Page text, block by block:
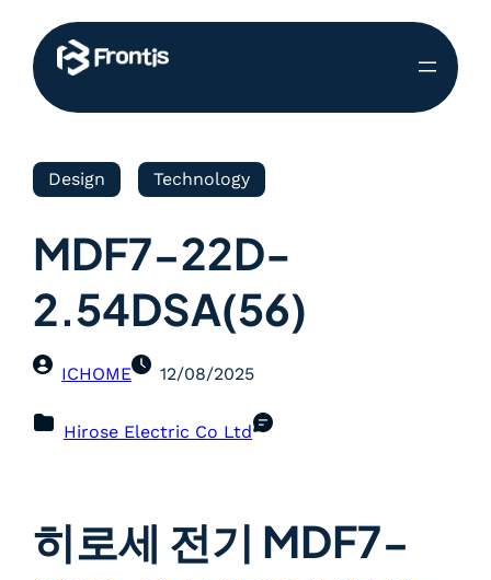
Design Technology
MDF7-22D-
2.54DSA(56)
ICHOME 12/08/2025
Hirose Electric Co Ltd
히로세 전기 MDF7-